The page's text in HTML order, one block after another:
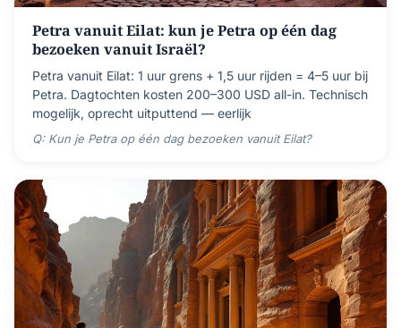
Petra vanuit Eilat: kun je Petra op één dag
bezoeken vanuit Israël?
Petra vanuit Eilat: 1 uur grens + 1,5 uur rijden = 4–5 uur bij
Petra. Dagtochten kosten 200–300 USD all-in. Technisch
mogelijk, oprecht uitputtend — eerlijk
Q: Kun je Petra op één dag bezoeken vanuit Eilat?